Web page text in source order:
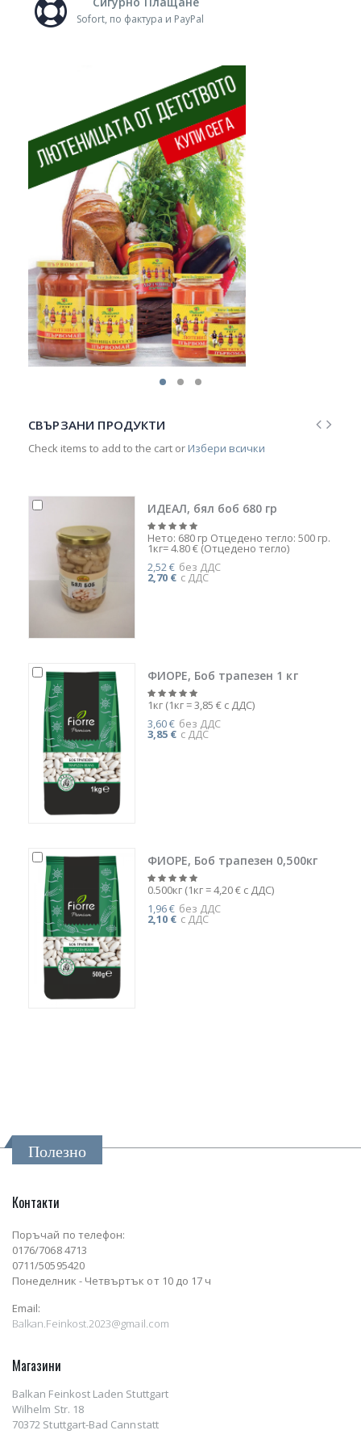
Sofort, по фактура и PayPal
СВЪРЗАНИ ПРОДУКТИ
Check items to add to the cart or Избери всички
ИДЕАЛ, бял боб 680 гр
Нето: 680 гр Отцедено тегло: 500 гр.
1кг= 4.80 € (Отцедено тегло)
без ДДС
2,52 €
с ДДС
2,70 €
ФИОРЕ, Боб трапезен 1 кг
1кг (1кг = 3,85 € с ДДС)
без ДДС
3,60 €
с ДДС
3,85 €
ФИОРЕ, Боб трапезен 0,500кг
0.500кг (1кг = 4,20 € с ДДС)
без ДДС
1,96 €
с ДДС
2,10 €
Полезно
Контакти
Поръчай по телефон:
0176/7068 4713
0711/50595420
Понеделник - Четвъртък от 10 до 17 ч
Email:
Balkan.Feinkost.2023@gmail.com
Магазини
Balkan Feinkost Laden Stuttgart
Wilhelm Str. 18
70372 Stuttgart-Bad Cannstatt